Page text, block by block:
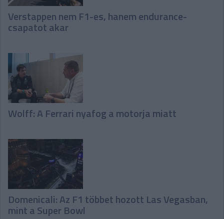
Verstappen nem F1-es, hanem endurance-
csapatot akar
Wolff: A Ferrari nyafog a motorja miatt
Domenicali: Az F1 többet hozott Las Vegasban,
mint a Super Bowl